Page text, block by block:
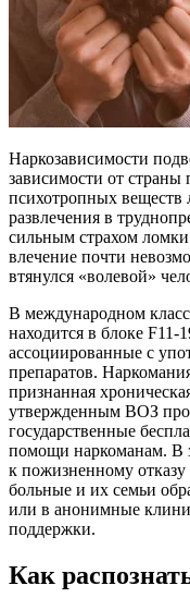
Наркозависимости
зависимости от
психотропных
развлечения в
сильным страхом
влечение почти
втянулся «волевой»
В международном
находится в блоке F11-
ассоциированные с
препаратов.
признанная
утвержденным ВОЗ
государственные
помощи наркоманам. В
к пожизненному
больные и их семьи
или в анонимные
поддержки.
Как